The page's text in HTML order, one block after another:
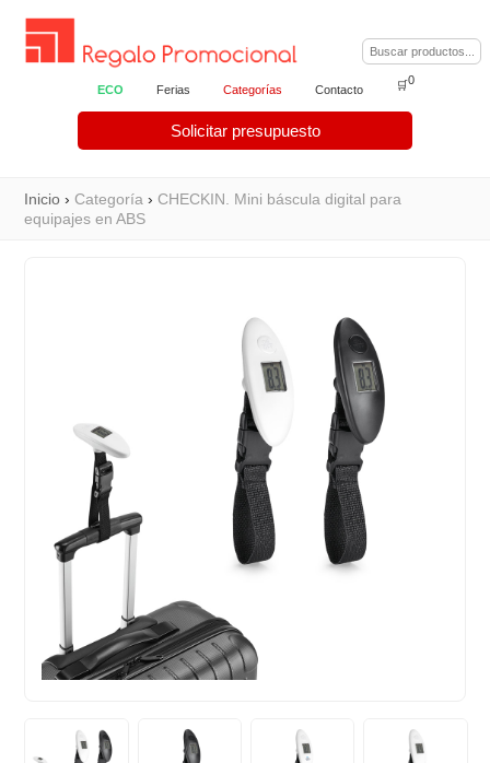
ECO Ferias Categorías Contacto
Solicitar presupuesto
🛒0
Inicio ›Categoría ›CHECKIN. Mini báscula digital para
equipajes en ABS